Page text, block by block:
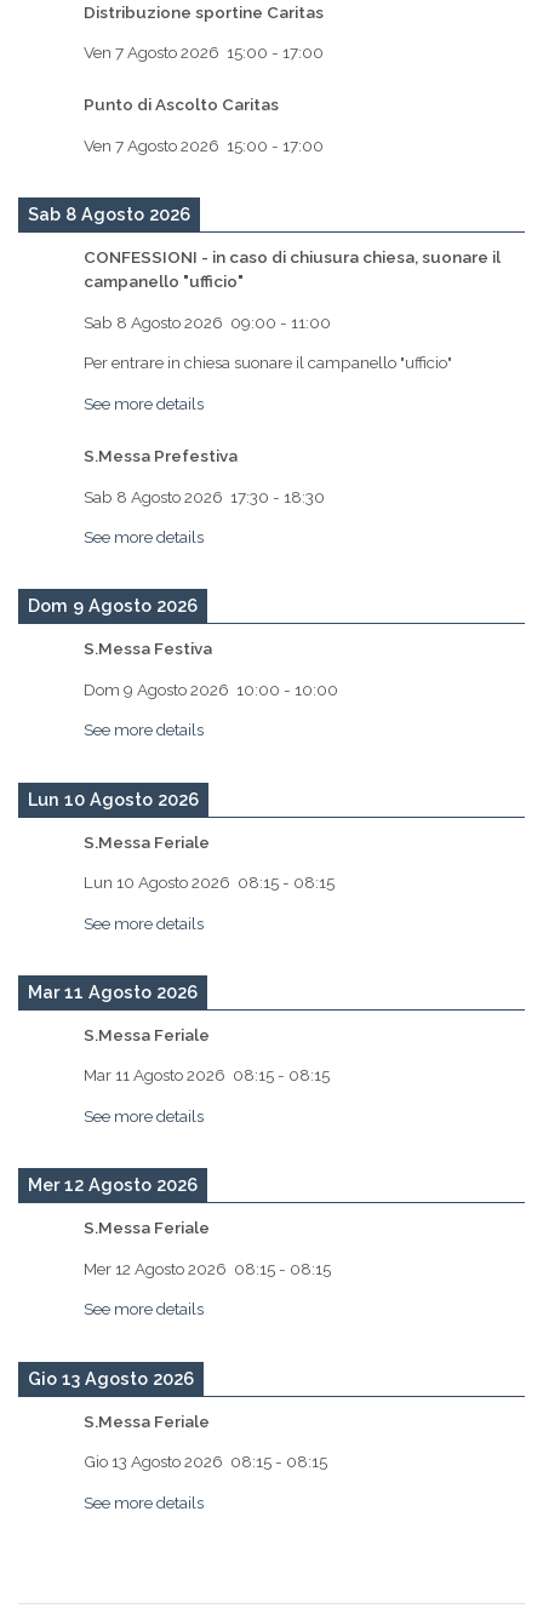
Distribuzione sportine Caritas
Ven 7 Agosto 2026 15:00 - 17:00
Punto di Ascolto Caritas
Ven 7 Agosto 2026 15:00 - 17:00
Sab 8 Agosto 2026
CONFESSIONI - in caso di chiusura chiesa, suonare il
campanello "ufficio"
Sab 8 Agosto 2026 09:00 - 11:00
Per entrare in chiesa suonare il campanello "ufficio"
See more details
S.Messa Prefestiva
Sab 8 Agosto 2026 17:30 - 18:30
See more details
Dom 9 Agosto 2026
S.Messa Festiva
Dom 9 Agosto 2026 10:00 - 10:00
See more details
Lun 10 Agosto 2026
S.Messa Feriale
Lun 10 Agosto 2026 08:15 - 08:15
See more details
Mar 11 Agosto 2026
S.Messa Feriale
Mar 11 Agosto 2026 08:15 - 08:15
See more details
Mer 12 Agosto 2026
S.Messa Feriale
Mer 12 Agosto 2026 08:15 - 08:15
See more details
Gio 13 Agosto 2026
S.Messa Feriale
Gio 13 Agosto 2026 08:15 - 08:15
See more details